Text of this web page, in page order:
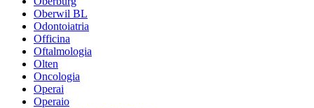
Oberwil BL
Odontoiatria
Officina
Oftalmologia
Olten
Oncologia
Operai
Operaio